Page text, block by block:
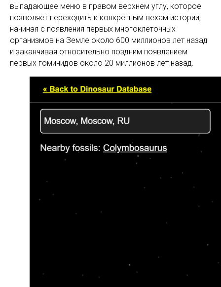
выпадающее меню в правом верхнем углу, которое
позволяет переходить к конкретным вехам истории,
начиная с появления первых многоклеточных
организмов на Земле около 600 миллионов лет назад
и заканчивая относительно поздним появлением
первых гоминидов около 20 миллионов лет назад.